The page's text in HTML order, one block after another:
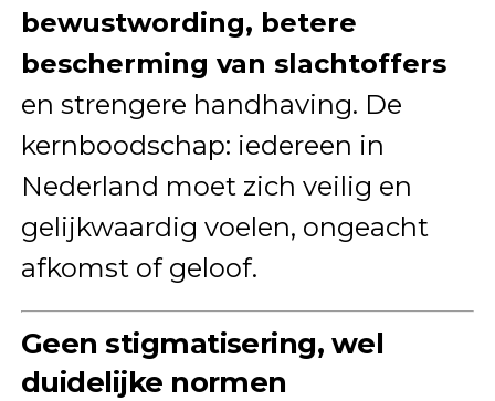
bewustwording, betere
bescherming van slachtoffers
en strengere handhaving. De
kernboodschap: iedereen in
Nederland moet zich veilig en
gelijkwaardig voelen, ongeacht
afkomst of geloof.
Geen stigmatisering, wel
duidelijke normen